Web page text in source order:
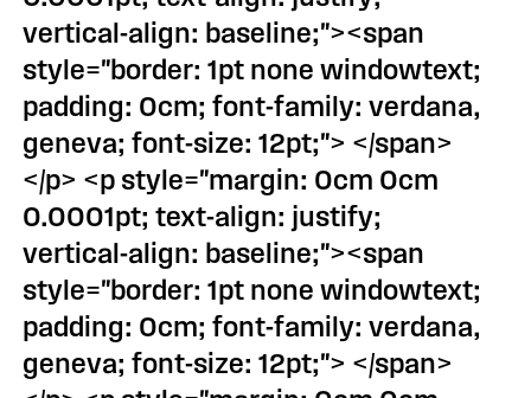
vertical-align: baseline;"><span
style="border: 1pt none windowtext;
padding: 0cm; font-family: verdana,
geneva; font-size: 12pt;"> </span>
</p> <p style="margin: 0cm 0cm
0.0001pt; text-align: justify;
vertical-align: baseline;"><span
style="border: 1pt none windowtext;
padding: 0cm; font-family: verdana,
geneva; font-size: 12pt;"> </span>